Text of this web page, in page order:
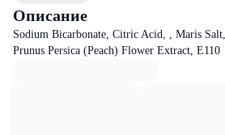
Описание
Sodium Bicarbonate, Citric Acid, , Maris
Prunus Persica (Peach) Flower Extract, Е110